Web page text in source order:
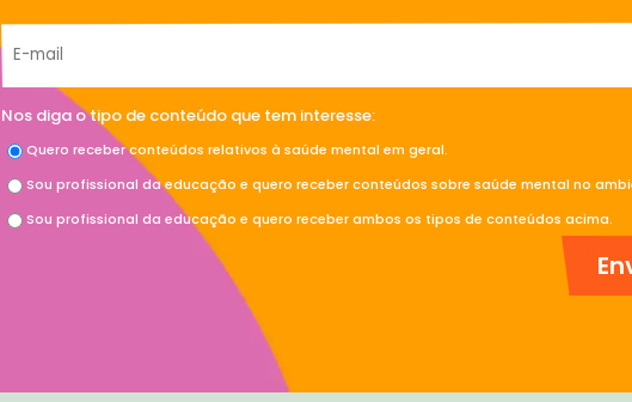
Nos diga o tipo de conteúdo que tem interesse:
Quero receber conteúdos relativos à saúde mental em geral.
Sou profissional da educação e quero receber conteúdos sobre saúde mental no
Sou profissional da educação e quero receber ambos os tipos de conteúdos acima.